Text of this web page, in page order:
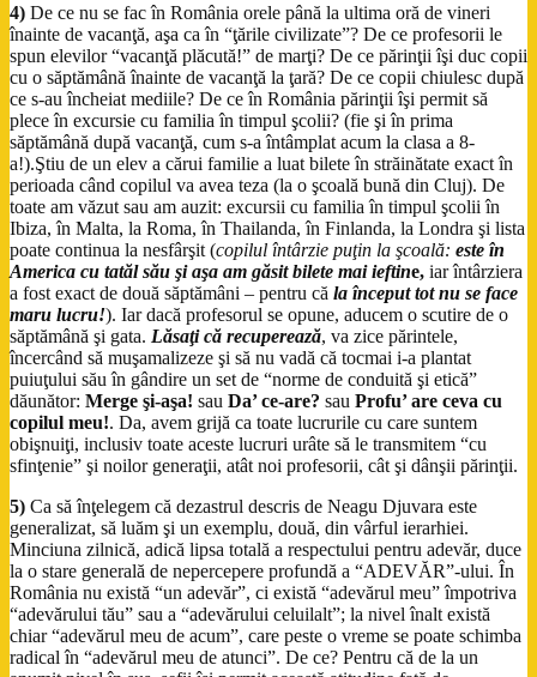
4) De ce nu se fac în România orele până la ultima oră de vineri
înainte de vacanţă, aşa ca în “ţările civilizate”? De ce profesorii le
spun elevilor “vacanţă plăcută!” de marţi? De ce părinţii îşi duc copii
cu o săptămână înainte de vacanţă la ţară? De ce copii chiulesc după
ce s-au încheiat mediile? De ce în România părinţii îşi permit să
plece în excursie cu familia în timpul şcolii? (fie şi în prima
săptămână după vacanţă, cum s-a întâmplat acum la clasa a 8-
a!).Ştiu de un elev a cărui familie a luat bilete în străinătate exact în
perioada când copilul va avea teza (la o şcoală bună din Cluj). De
toate am văzut sau am auzit: excursii cu familia în timpul şcolii în
Ibiza, în Malta, la Roma, în Thailanda, în Finlanda, la Londra şi lista
poate continua la nesfârşit (copilul întârzie puţin la şcoală: este în
America cu tatăl său şi aşa am găsit bilete mai ieftine, iar întârziera
a fost exact de două săptămâni – pentru că la început tot nu se face
maru lucru!). Iar dacă profesorul se opune, aducem o scutire de o
săptămână şi gata. Lăsaţi că recuperează, va zice părintele,
încercând să muşamalizeze şi să nu vadă că tocmai i-a plantat
puiuţului său în gândire un set de “norme de conduită şi etică”
dăunător: Merge şi-aşa! sau Da’ ce-are? sau Profu’ are ceva cu
copilul meu!. Da, avem grijă ca toate lucrurile cu care suntem
obişnuiţi, inclusiv toate aceste lucruri urâte să le transmitem “cu
sfinţenie” şi noilor generaţii, atât noi profesorii, cât şi dânşii părinţii.
5) Ca să înţelegem că dezastrul descris de Neagu Djuvara este
generalizat, să luăm şi un exemplu, două, din vârful ierarhiei.
Minciuna zilnică, adică lipsa totală a respectului pentru adevăr, duce
la o stare generală de nepercepere profundă a “ADEVĂR”-ului. În
România nu există “un adevăr”, ci există “adevărul meu” împotriva
“adevărului tău” sau a “adevărului celuilalt”; la nivel înalt există
chiar “adevărul meu de acum”, care peste o vreme se poate schimba
radical în “adevărul meu de atunci”. De ce? Pentru că de la un